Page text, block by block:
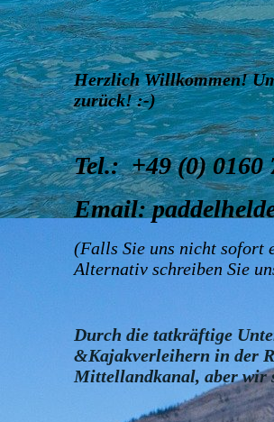
Herzlich Willkommen!
zurück! :-)
Tel.: +49 (0) 0160
Email:
(Falls Sie uns nicht sofort
Alternativ schreiben Sie
Durch die tatkräftige
&Kajakverleihern in der
Mittellandkanal, aber wir